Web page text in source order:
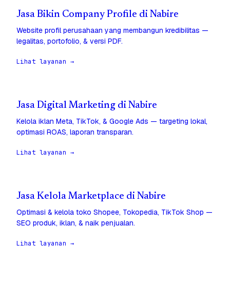
Jasa Bikin Company Profile di Nabire
Website profil perusahaan yang membangun kredibilitas —
legalitas, portofolio, & versi PDF.
Lihat layanan →
Jasa Digital Marketing di Nabire
Kelola iklan Meta, TikTok, & Google Ads — targeting lokal,
optimasi ROAS, laporan transparan.
Lihat layanan →
Jasa Kelola Marketplace di Nabire
Optimasi & kelola toko Shopee, Tokopedia, TikTok Shop —
SEO produk, iklan, & naik penjualan.
Lihat layanan →